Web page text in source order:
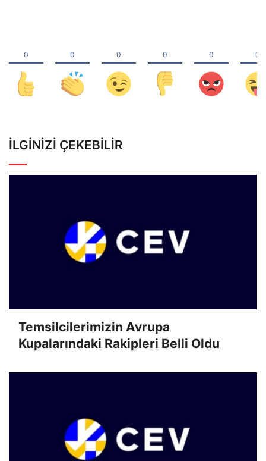
İLGINIZI ÇEKEBILIR
Temsilcilerimizin Avrupa
Kupalarındaki Rakipleri Belli Oldu